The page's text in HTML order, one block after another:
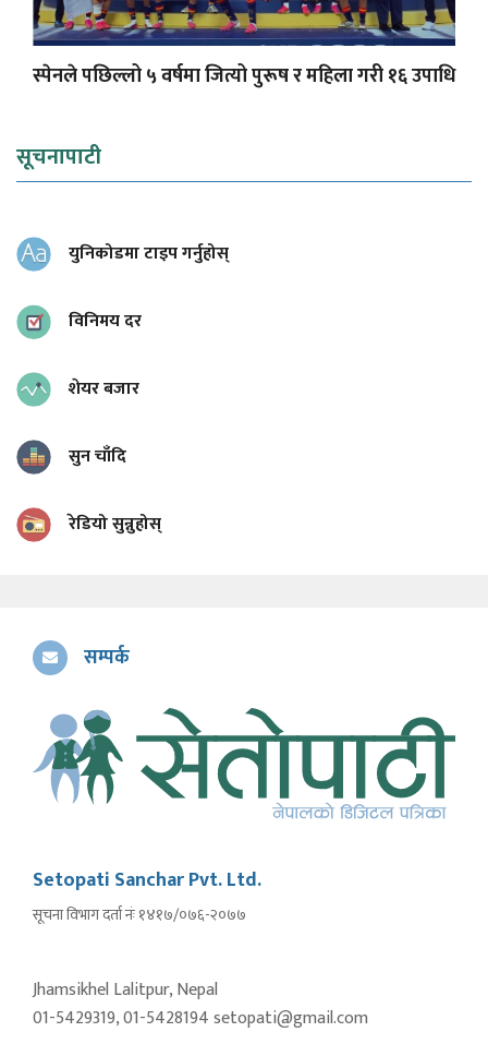
स्पेनले पछिल्लो ५ वर्षमा जित्यो पुरूष र महिला गरी १६ उपाधि
सूचनापाटी
युनिकोडमा टाइप गर्नुहोस्
विनिमय दर
शेयर बजार
सुन चाँदि
रेडियो सुन्नुहोस्
सम्पर्क
Setopati Sanchar Pvt. Ltd.
सूचना विभाग दर्ता नंः १४१७/०७६-२०७७
Jhamsikhel Lalitpur, Nepal
01-5429319, 01-5428194 setopati@gmail.com